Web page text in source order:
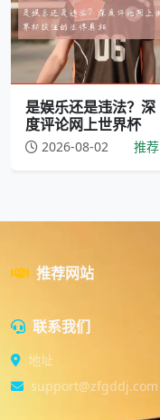
是娱乐还是违法？深
度评论网上世界杯
2026-08-02 推荐
推荐网站
联系我们
地址
support@zfgddj.com